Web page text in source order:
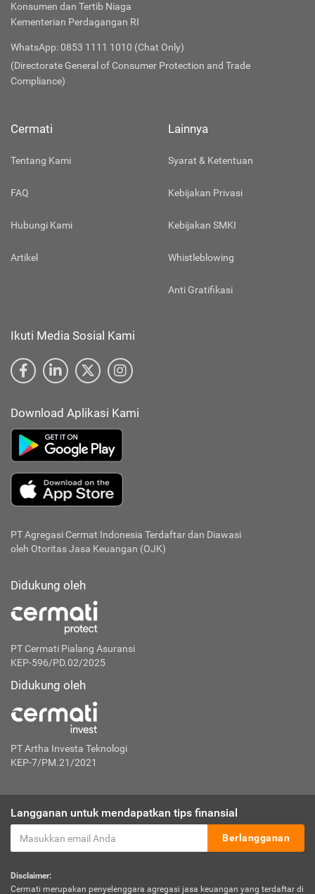
Konsumen dan Tertib Niaga
Kementerian Perdagangan RI
WhatsApp: 0853 1111 1010 (Chat Only)
(Directorate General of Consumer Protection and Trade
Compliance)
Cermati
Tentang Kami
FAQ
Hubungi Kami
Artikel
Lainnya
Syarat & Ketentuan
Kebijakan Privasi
Kebijakan SMKI
Whistleblowing
Anti Gratifikasi
Ikuti Media Sosial Kami
Download Aplikasi Kami
PT Agregasi Cermat Indonesia Terdaftar dan Diawasi
oleh Otoritas Jasa Keuangan (OJK)
Didukung oleh
PT Cermati Pialang Asuransi
KEP-596/PD.02/2025
Didukung oleh
PT Artha Investa Teknologi
KEP-7/PM.21/2021
Langganan untuk mendapatkan tips finansial
Berlangganan
Disclaimer:
Cermati merupakan penyelenggara agregasi jasa keuangan yang terdaftar di